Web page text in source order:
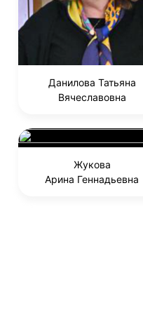
Данилова Татьяна
Вячеславовна
Жукова
Арина Геннадьевна